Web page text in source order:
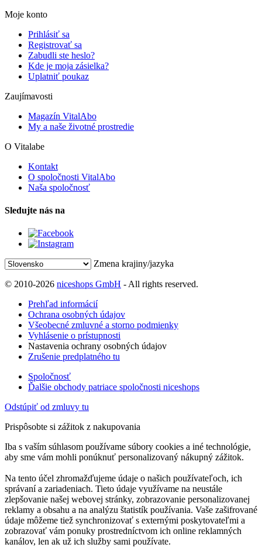
Moje konto
Prihlásiť sa
Registrovať sa
Zabudli ste heslo?
Kde je moja zásielka?
Uplatniť poukaz
Zaujímavosti
Magazín VitalAbo
My a naše životné prostredie
O Vitalabe
Kontakt
O spoločnosti VitalAbo
Naša spoločnosť
Sledujte nás na
Zmena krajiny/jazyka
© 2010-2026 niceshops GmbH - All rights reserved.
Prehľad informácií
Ochrana osobných údajov
Všeobecné zmluvné a storno podmienky
Vyhlásenie o prístupnosti
Nastavenia ochrany osobných údajov
Zrušenie predplatného tu
Spoločnosť
Ďalšie obchody patriace spoločnosti niceshops
Odstúpiť od zmluvy tu
Prispôsobte si zážitok z nakupovania
Iba s vaším súhlasom používame súbory cookies a iné technológie,
aby sme vám mohli ponúknuť personalizovaný nákupný zážitok.
Na tento účel zhromažďujeme údaje o našich používateľoch, ich
správaní a zariadeniach. Tieto údaje využívame na neustále
zlepšovanie našej webovej stránky, zobrazovanie personalizovanej
reklamy a obsahu a na analýzu štatistík používania. Vaše zašifrované
údaje môžeme tiež synchronizovať s externými poskytovateľmi a
zobrazovať vám ponuky prostredníctvom ich online reklamných
kanálov, len ak už ich služby sami používate.